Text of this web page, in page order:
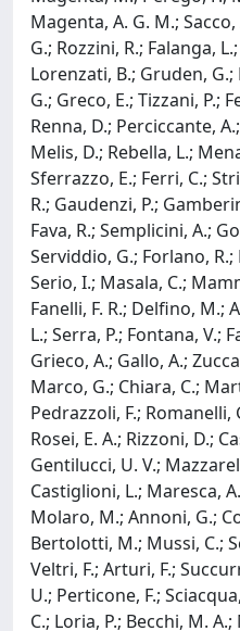
Magenta, A. G. M.;
G.; Rozzini, R.; Falanga,
Lorenzati, B.; Gruden,
G.; Greco, E.; Tizzani, P.;
Renna, D.; Perciccante,
Melis, D.; Rebella, L.;
Sferrazzo, E.; Ferri, C.;
R.; Gaudenzi, P.;
Fava, R.; Semplicini, A.;
Serviddio, G.; Forlano, R.;
Serio, I.; Masala, C.;
Fanelli, F. R.; Delfino, M.;
L.; Serra, P.; Fontana, V.;
Grieco, A.; Gallo, A.;
Marco, G.; Chiara, C.;
Pedrazzoli, F.; Romanelli,
Rosei, E. A.; Rizzoni, D.;
Gentilucci, U. V.;
Castiglioni, L.; Maresca,
Molaro, M.; Annoni, G.;
Bertolotti, M.; Mussi, C.;
Veltri, F.; Arturi, F.;
U.; Perticone, F.;
C.; Loria, P.; Becchi, M.